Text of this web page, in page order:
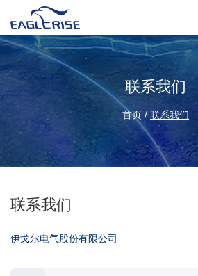
首页
产品中心
新闻中心
下载中心
联系我们
首页 / 联系我们
联系我们
伊戈尔电气股份有限公司